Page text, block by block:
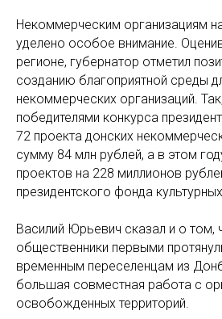
Некоммерческим организациям
уделено особое внимание.
регионе, губернатор отметил
созданию благоприятной среды
некоммерческих организаций.
победителями конкурса
72 проекта донских
сумму 84 млн рублей, а в этом
проектов на 228 миллионов
президентского фонда
Василий Юрьевич сказал и о том,
общественники первыми
временным переселенцам из
большая совместная работа с
освобожденных территорий.